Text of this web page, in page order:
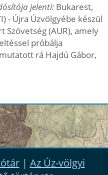
jelenti: Bukarest,
- Újra Úzvölgyébe készül
Szövetség (AUR), amely
próbálja
rá Hajdú Gábor,
| Az Úz-völgyi